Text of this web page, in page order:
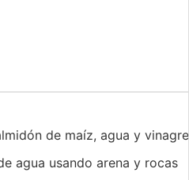
de maíz, agua y
agua usando arena y rocas